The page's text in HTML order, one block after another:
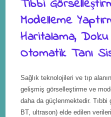
Tıbbi
Modelleme
Haritalama,
Otomatik Tanı
Sağlık teknolojileri ve tıp
gelişmiş görselleştirme ve
daha da güçlenmektedir. Tıbbi
BT, ultrason) elde edilen